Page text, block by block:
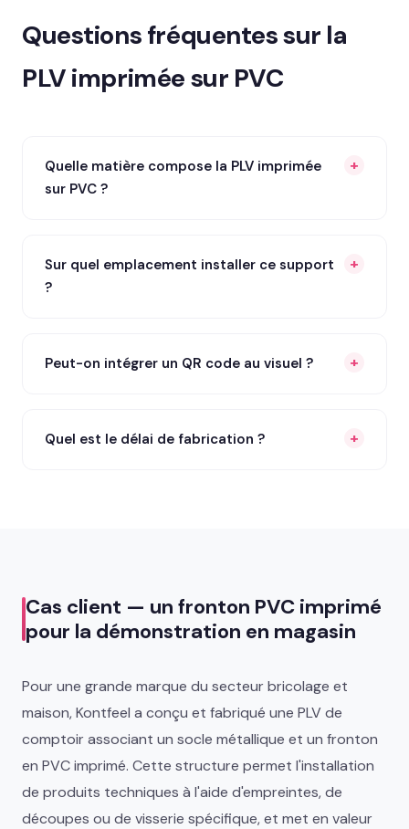
Questions fréquentes sur la
PLV imprimée sur PVC
Quelle matière compose la PLV imprimée
sur PVC ?
Sur quel emplacement installer ce support
?
Peut-on intégrer un QR code au visuel ?
Quel est le délai de fabrication ?
Cas client — un fronton PVC imprimé
pour la démonstration en magasin
Pour une grande marque du secteur bricolage et
maison, Kontfeel a conçu et fabriqué une PLV de
comptoir associant un socle métallique et un fronton
en PVC imprimé. Cette structure permet l'installation
de produits techniques à l'aide d'empreintes, de
découpes ou de visserie spécifique, et met en valeur